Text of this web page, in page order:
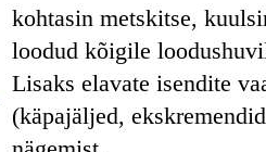
kohtasin metskitse,
loodud kõigile
Lisaks elavate isendite
(käpajäljed,